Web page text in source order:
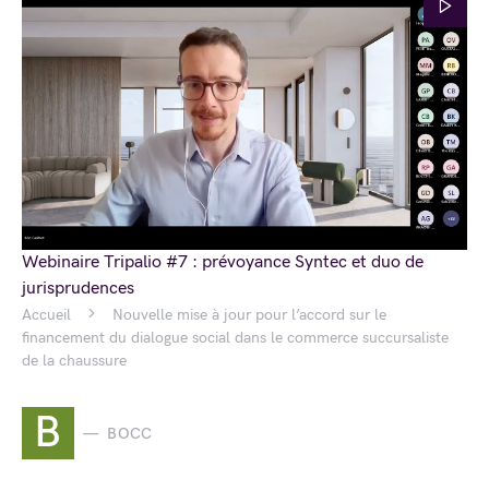
Accueil
Nouvelle mise à jour pour l’accord sur le
financement du dialogue social dans le commerce succursaliste
de la chaussure
B BOCC
Webinaire Tripalio #7 : prévoyance Syntec et duo de
jurisprudences